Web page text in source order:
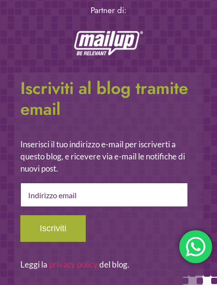
Partner di:
Iscriviti al blog tramite
email
Inserisci il tuo indirizzo e-mail per iscriverti a
questo blog, e ricevere via e-mail le notifiche di
nuovi post.
email
Iscriviti
Leggi la privacy policydel blog.